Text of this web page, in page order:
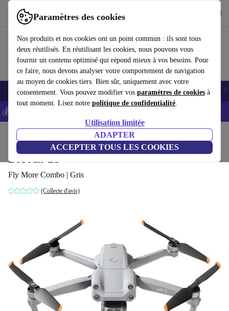
Paramètres des cookies
Nos produits et nos cookies ont un point commun : ils sont tous
deux réutilisés. En réutilisant les cookies, nous pouvons vous
fournir un contenu optimisé qui répond mieux à vos besoins. Pour
ce faire, nous devons analyser votre comportement de navigation
au moyen de cookies tiers. Bien sûr, uniquement avec votre
consentement. Vous pouvez modifier vos paramètres de cookies à
tout moment. Lisez notre politique de confidentialité.
Utilisation limitée
ADAPTER
ACCEPTER TOUS LES COOKIES
Utilisez refurbed rapidement et facilement
Smartphones Laptops Tablettes Montres connectées Accessoires
💰-5% EXTRA sur les iPhones – Code: IPHONEDEAL -
Drones
DJI Air 2S
Fly More Combo | Gris
(Collecte d'avis)